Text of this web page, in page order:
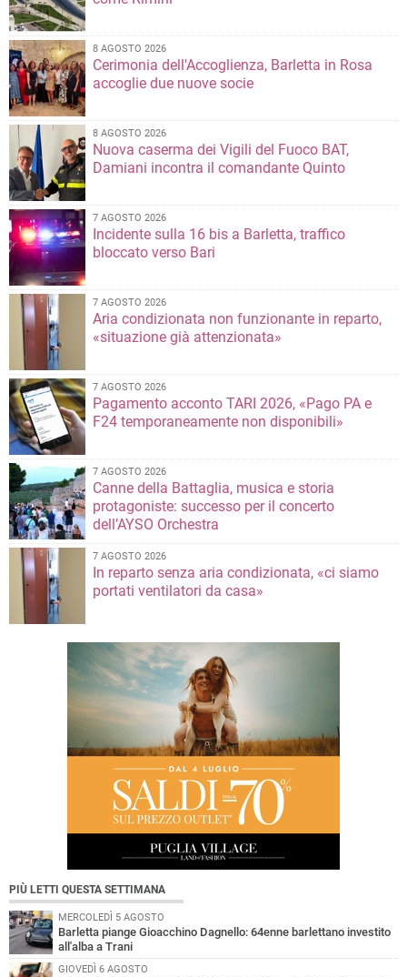
8 AGOSTO 2026
Cerimonia dell'Accoglienza, Barletta in Rosa
accoglie due nuove socie
8 AGOSTO 2026
Nuova caserma dei Vigili del Fuoco BAT,
Damiani incontra il comandante Quinto
7 AGOSTO 2026
Incidente sulla 16 bis a Barletta, traffico
bloccato verso Bari
7 AGOSTO 2026
Aria condizionata non funzionante in reparto,
«situazione già attenzionata»
7 AGOSTO 2026
Pagamento acconto TARI 2026, «Pago PA e
F24 temporaneamente non disponibili»
7 AGOSTO 2026
Canne della Battaglia, musica e storia
protagoniste: successo per il concerto
dell’AYSO Orchestra
7 AGOSTO 2026
In reparto senza aria condizionata, «ci siamo
portati ventilatori da casa»
PIÙ LETTI QUESTA SETTIMANA
MERCOLEDÌ 5 AGOSTO
Barletta piange Gioacchino Dagnello: 64enne barlettano investito
all'alba a Trani
GIOVEDÌ 6 AGOSTO